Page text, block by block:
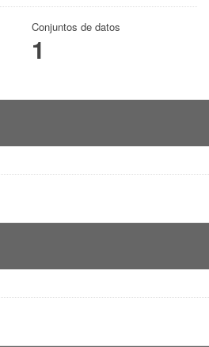
Conjuntos de datos
1